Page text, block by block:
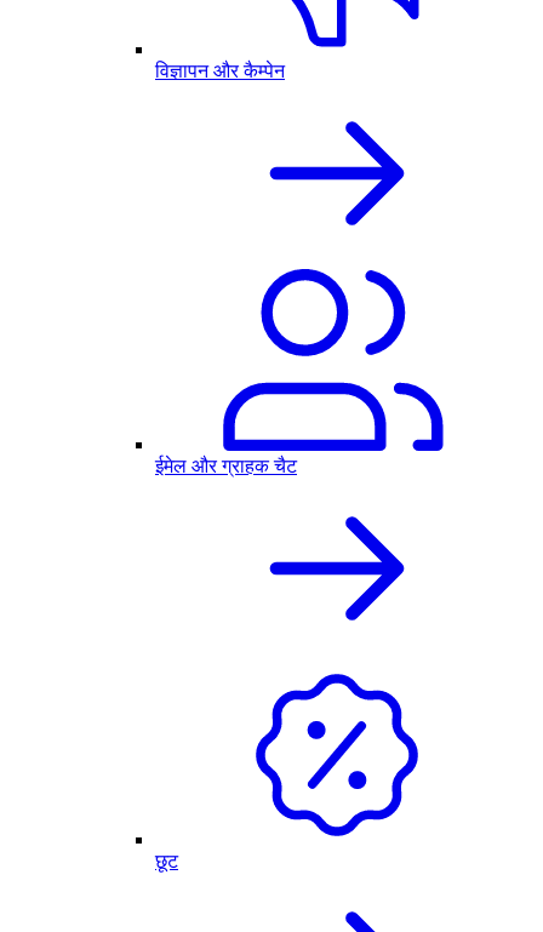
विज्ञापन और कैम्पेन
ईमेल और ग्राहक चैट
छूट